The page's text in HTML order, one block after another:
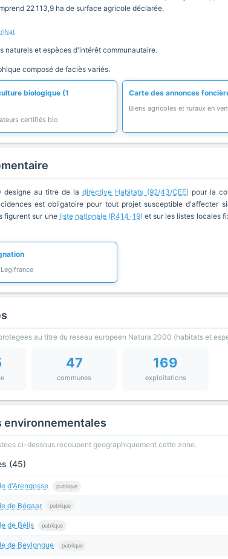
22 113,9 ha de surface agricole déclarée.
naturels et espèces d'intérêt communautaire.
composé de faciès variés.
biologique (1
certifiés bio
Carte des annonces
Biens agricoles et ruraux en
designe au titre de ladirective Habitats (92/43/CEE) pour la
est obligatoire pour tout projet susceptible d'affecter
figurent sur une liste nationale (R414-19) et sur les listes locales
au titre du reseau europeen Natura 2000 (habitats et
47
communes
169
exploitations
environnementales
ci-dessous recoupent geographiquement cette zone.
(45)
d'Arengosse publique
de Bégaar publique
de Bélis publique
de Beylongue publique